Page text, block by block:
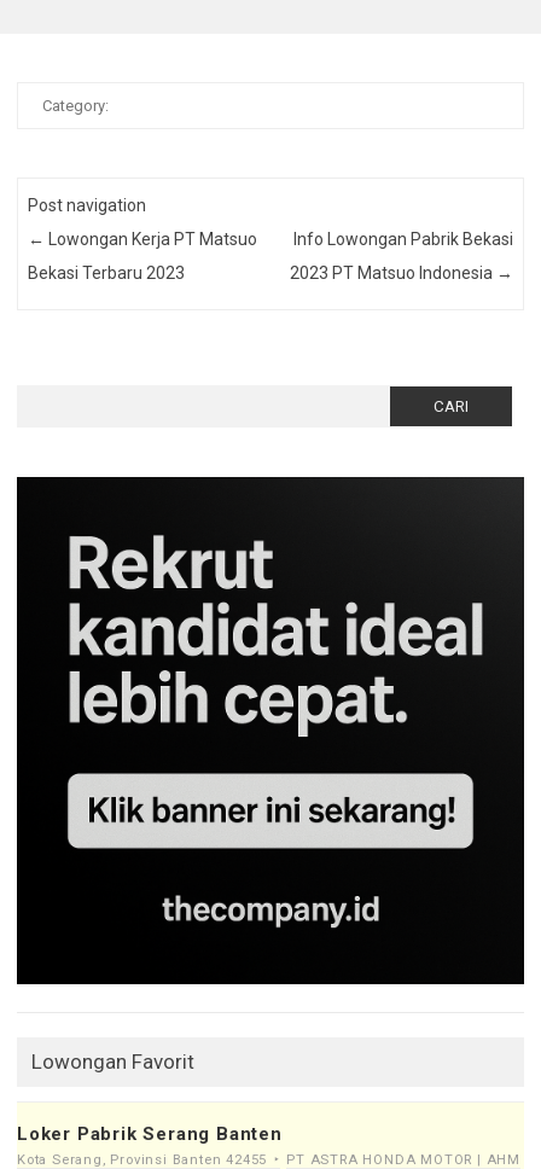
Category:
Post navigation
←
Lowongan Kerja PT Matsuo
Bekasi Terbaru 2023
Info Lowongan Pabrik Bekasi
2023 PT Matsuo Indonesia →
Lowongan Favorit
Loker Pabrik Serang Banten
Kota Serang, Provinsi Banten 42455
PT ASTRA HONDA MOTOR | AHM